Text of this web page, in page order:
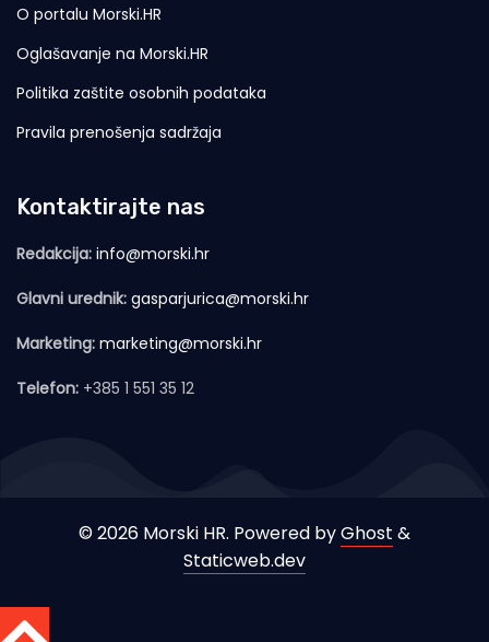
O portalu Morski.HR
Oglašavanje na Morski.HR
Politika zaštite osobnih podataka
Pravila prenošenja sadržaja
Kontaktirajte nas
Redakcija: info@morski.hr
Glavni urednik: gasparjurica@morski.hr
Marketing: marketing@morski.hr
Telefon: +385 1 551 35 12
© 2026 Morski HR. Powered byGhost &
Staticweb.dev